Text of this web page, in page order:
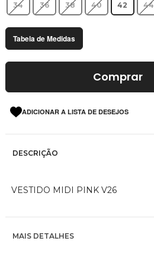
34 36 38 40 42 44
Tabela de Medidas
Comprar
ADICIONAR A LISTA DE DESEJOS
DESCRIÇÃO
VESTIDO MIDI PINK V26
MAIS DETALHES